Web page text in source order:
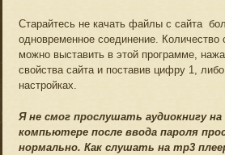
Старайтесь не качать файлы с сайта
одновременное соединение. Количество
можно выставить в этой программе,
свойства сайта и поставив цифру 1,
настройках.
Я не смог прослушать аудиокнигу на
компьютере после ввода пароля
нормально. Как слушать на mp3